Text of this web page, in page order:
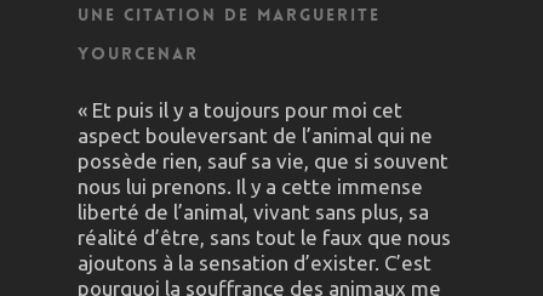
Une citation de Marguerite
Yourcenar
« Et puis il y a toujours pour moi cet
aspect bouleversant de l’animal qui ne
possède rien, sauf sa vie, que si souvent
nous lui prenons. Il y a cette immense
liberté de l’animal, vivant sans plus, sa
réalité d’être, sans tout le faux que nous
ajoutons à la sensation d’exister. C’est
pourquoi la souffrance des animaux me